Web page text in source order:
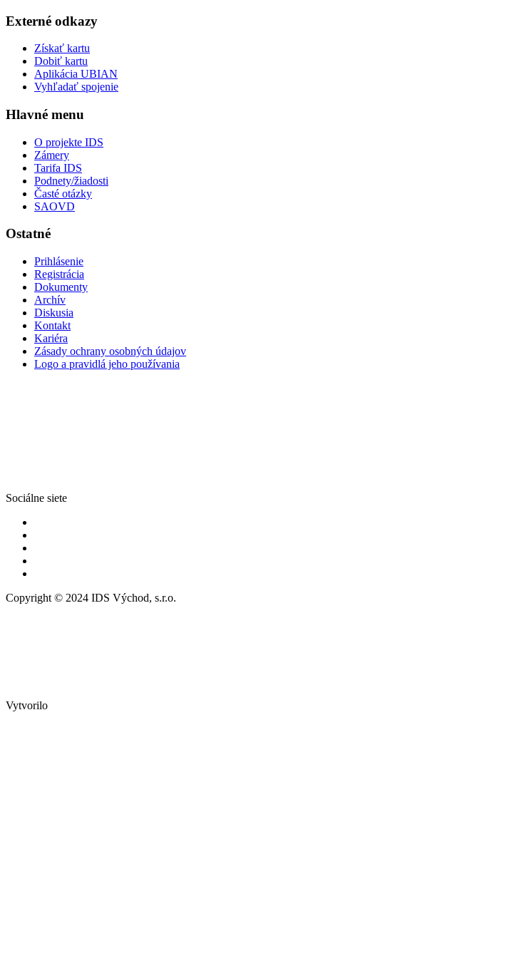
Externé odkazy
Získať kartu
Dobiť kartu
Aplikácia UBIAN
Vyhľadať spojenie
Hlavné menu
O projekte IDS
Zámery
Tarifa IDS
Podnety/žiadosti
Časté otázky
SAOVD
Ostatné
Prihlásenie
Registrácia
Dokumenty
Archív
Diskusia
Kontakt
Kariéra
Zásady ochrany osobných údajov
Logo a pravidlá jeho používania
Sociálne siete
Copyright © 2024 IDS Východ, s.r.o.
Vytvorilo